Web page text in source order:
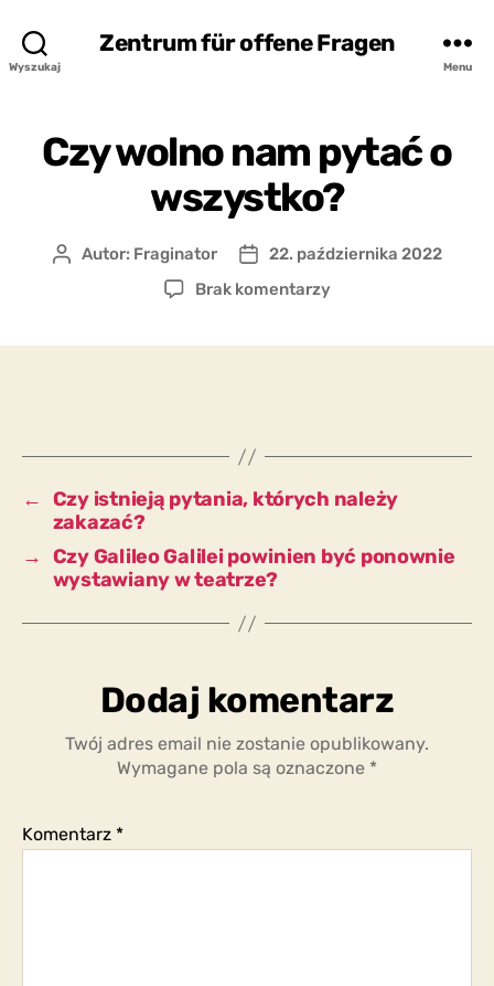
Wyszukaj
Zentrum für offene Fragen
Menu
Czy wolno nam pytać o
wszystko?
AutorAutor: Fraginator
Data
wpisu
22. października 2022
Brak komentarzydo
← Czy istnieją pytania, których należy
zakazać?
→ Czy Galileo Galilei powinien być ponownie
wystawiany w teatrze?
Dodaj komentarz
Twój adres email nie zostanie opublikowany.
Wymagane pola są oznaczone *
Komentarz *